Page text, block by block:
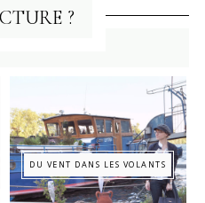
?
DU VENT DANS LES VOLANTS